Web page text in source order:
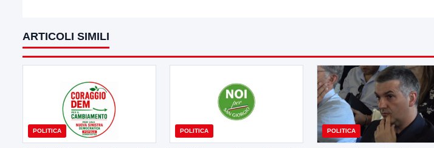
ARTICOLI SIMILI
POLITICA POLITICA POLITICA